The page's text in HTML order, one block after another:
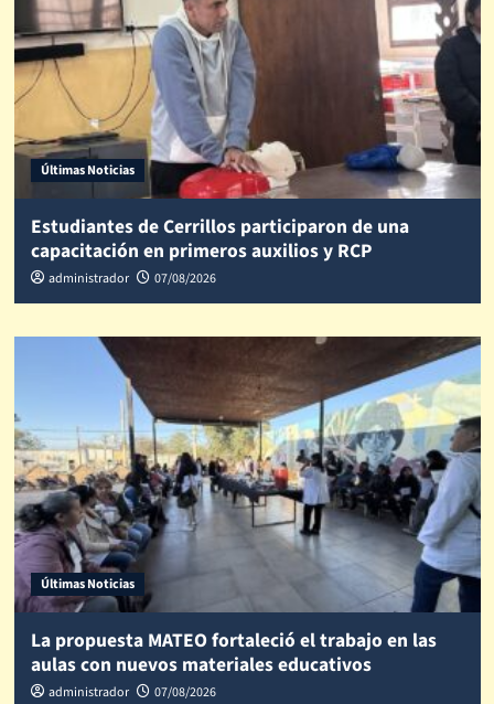
Últimas Noticias
Estudiantes de Cerrillos participaron de una
capacitación en primeros auxilios y RCP
administrador 07/08/2026
Últimas Noticias
La propuesta MATEO fortaleció el trabajo en las
aulas con nuevos materiales educativos
administrador 07/08/2026